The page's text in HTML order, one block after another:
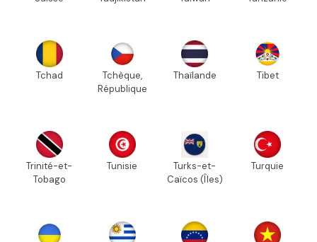
Tchad
Tchèque,
République
Thaïlande Tibet
Trinité-et-
Tobago
Tunisie
Turks-et-
Caïcos (Îles)
Turquie